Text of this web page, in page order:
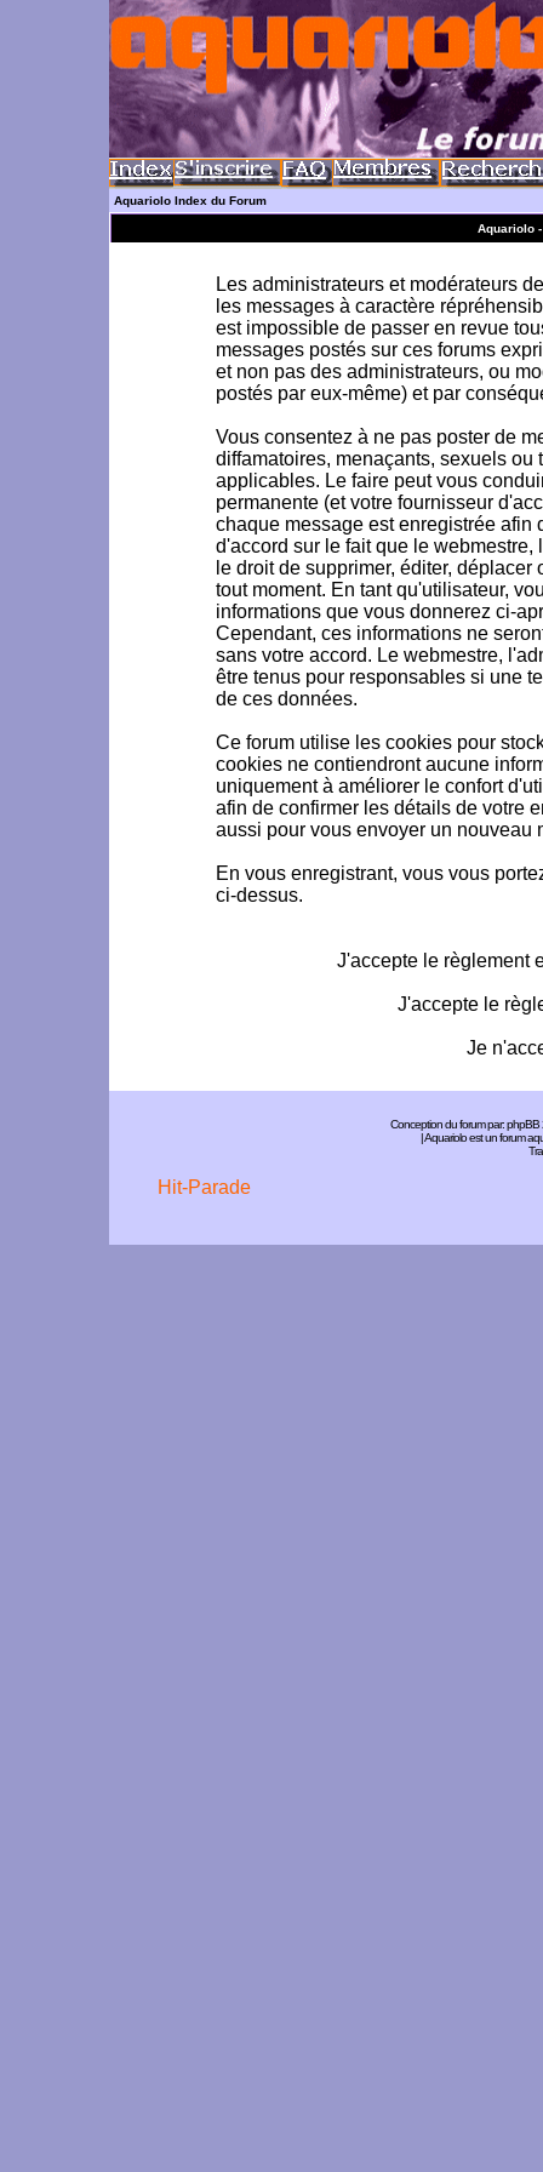
Aquariolo Index du Forum
Aquariolo
Les administrateurs et modérateurs
les messages à caractère
est impossible de passer en revue
messages postés sur ces forums
et non pas des administrateurs, ou
postés par eux-même) et par
Vous consentez à ne pas poster de
diffamatoires, menaçants, sexuels
applicables. Le faire peut vous
permanente (et votre fournisseur
chaque message est enregistrée afin
d'accord sur le fait que le
le droit de supprimer, éditer,
tout moment. En tant qu'utilisateur,
informations que vous donnerez ci-
Cependant, ces informations ne
sans votre accord. Le webmestre,
être tenus pour responsables si une
de ces données.
Ce forum utilise les cookies pour
cookies ne contiendront aucune
uniquement à améliorer le confort
afin de confirmer les détails de votre
aussi pour vous envoyer un nouveau
En vous enregistrant, vous vous
ci-dessus.
J'accepte le règlement
J'accepte le
Je
Conception du forum par:phpBB
| Aquariolo est un forum